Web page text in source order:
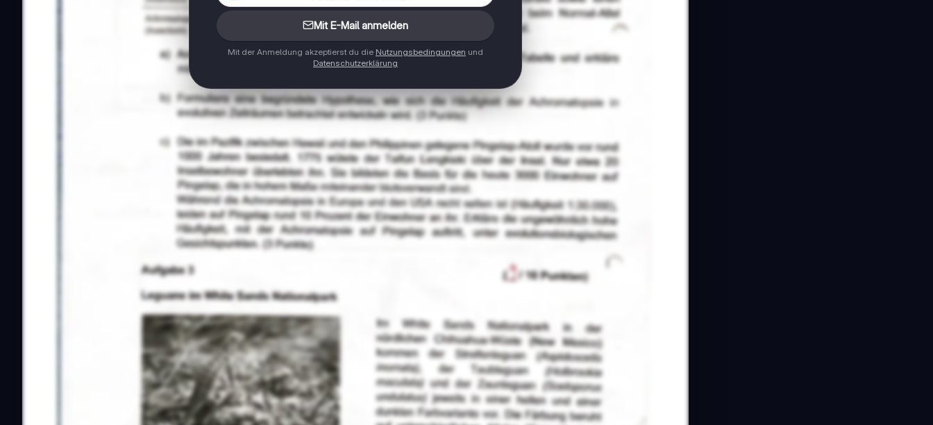
Mit E-Mail anmelden
Mit der Anmeldung akzeptierst du die Nutzungsbedingungen und
Datenschutzerklärung